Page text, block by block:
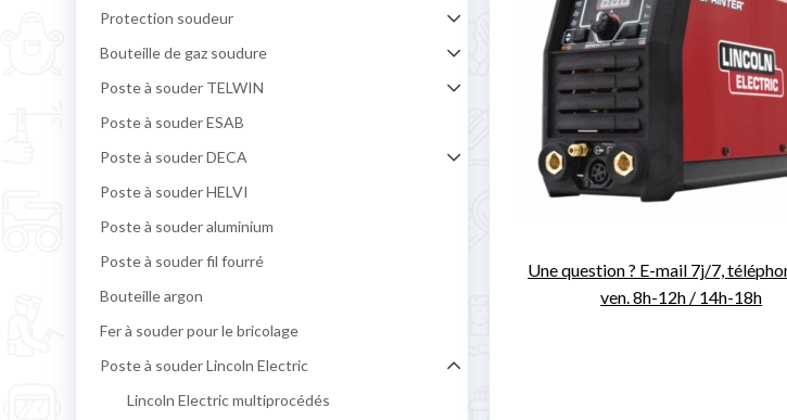
Protection soudeur
Bouteille de gaz soudure
Poste à souder TELWIN
Poste à souder ESAB
Poste à souder DECA
Poste à souder HELVI
Poste à souder aluminium
Poste à souder fil fourré
Bouteille argon
Fer à souder pour le bricolage
Poste à souder Lincoln Electric
Lincoln Electric multiprocédés
Une question ? E-mail 7j/7,
ven. 8h-12h / 14h-18h